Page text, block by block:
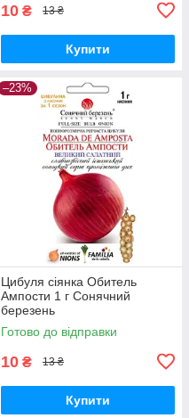
10 ₴ 13 ₴
Купити
–23%
Цибуля сіянка Обитель
Ампости 1 г Сонячний
березень
Готово до відправки
10 ₴ 13 ₴
Купити